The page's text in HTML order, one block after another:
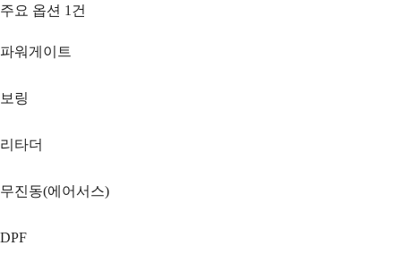
주요 옵션 1 건
파워게이트
보링
리타더
무진동(에어서스)
DPF